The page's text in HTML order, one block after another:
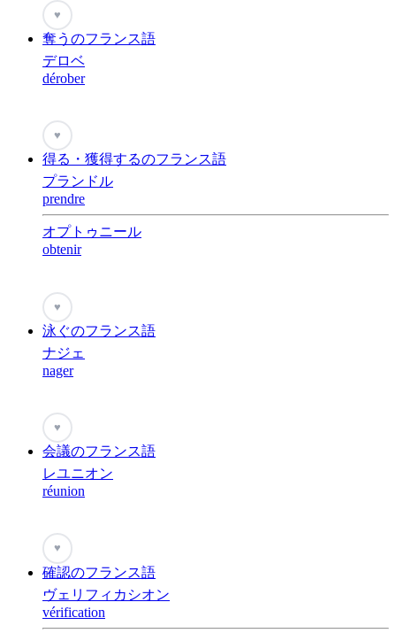
♥
奪うのフランス語
デロベ
dérober
♥
得る・獲得するのフランス語
プランドル
prendre
オプトゥニール
obtenir
♥
泳ぐのフランス語
ナジェ
nager
♥
会議のフランス語
レユニオン
réunion
♥
確認のフランス語
ヴェリフィカシオン
vérification